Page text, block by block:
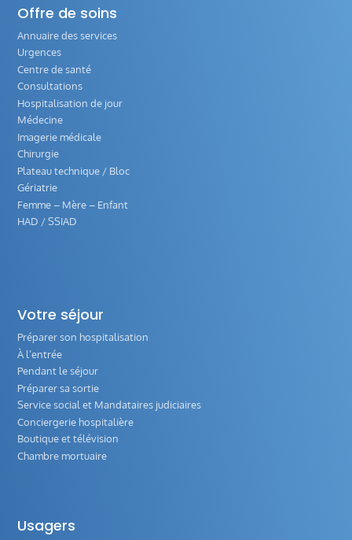
Offre de soins
Annuaire des services
Urgences
Centre de santé
Consultations
Hospitalisation de jour
Médecine
Imagerie médicale
Chirurgie
Plateau technique / Bloc
Gériatrie
Femme – Mère – Enfant
HAD / SSIAD
Votre séjour
Préparer son hospitalisation
À l’entrée
Pendant le séjour
Préparer sa sortie
Service social et Mandataires judiciaires
Conciergerie hospitalière
Boutique et télévision
Chambre mortuaire
Usagers